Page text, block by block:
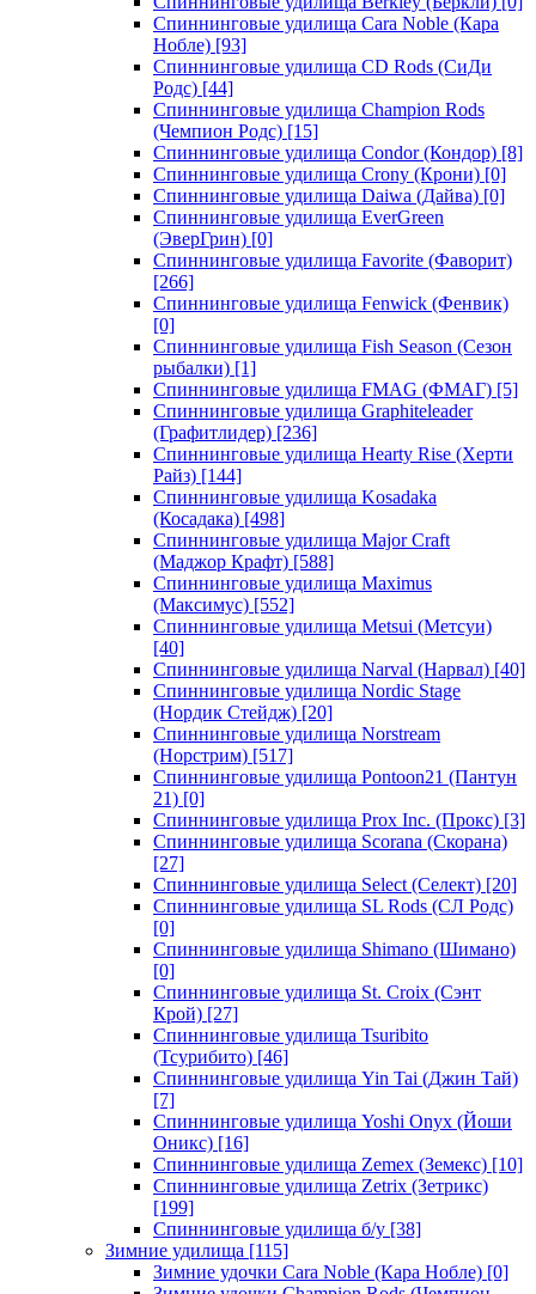
Спиннинговые удилища Cara Noble (Кара
Нобле) [93]
Спиннинговые удилища CD Rods (СиДи
Родс) [44]
Спиннинговые удилища Champion Rods
(Чемпион Родс) [15]
Спиннинговые удилища Condor (Кондор) [8]
Спиннинговые удилища Crony (Крони) [0]
Спиннинговые удилища Daiwa (Дайва) [0]
Спиннинговые удилища EverGreen
(ЭверГрин) [0]
Спиннинговые удилища Favorite (Фаворит)
[266]
Спиннинговые удилища Fenwick (Фенвик)
[0]
Спиннинговые удилища Fish Season (Сезон
рыбалки) [1]
Спиннинговые удилища FMAG (ФМАГ) [5]
Спиннинговые удилища Graphiteleader
(Графитлидер) [236]
Спиннинговые удилища Hearty Rise (Херти
Райз) [144]
Спиннинговые удилища Kosadaka
(Косадака) [498]
Спиннинговые удилища Major Craft
(Маджор Крафт) [588]
Спиннинговые удилища Maximus
(Максимус) [552]
Спиннинговые удилища Metsui (Метсуи)
[40]
Спиннинговые удилища Narval (Нарвал) [40]
Спиннинговые удилища Nordic Stage
(Нордик Стейдж) [20]
Спиннинговые удилища Norstream
(Норстрим) [517]
Спиннинговые удилища Pontoon21 (Пантун
21) [0]
Спиннинговые удилища Prox Inc. (Прокс) [3]
Спиннинговые удилища Scorana (Скорана)
[27]
Спиннинговые удилища Select (Селект) [20]
Спиннинговые удилища SL Rods (СЛ Родс)
[0]
Спиннинговые удилища Shimano (Шимано)
[0]
Спиннинговые удилища St. Croix (Сэнт
Крой) [27]
Спиннинговые удилища Tsuribito
(Тсурибито) [46]
Спиннинговые удилища Yin Tai (Джин Тай)
[7]
Спиннинговые удилища Yoshi Onyx (Йоши
Оникс) [16]
Спиннинговые удилища Zemex (Земекс) [10]
Спиннинговые удилища Zetrix (Зетрикс)
[199]
Спиннинговые удилища б/у [38]
Зимние удилища [115]
Зимние удочки Cara Noble (Кара Нобле) [0]